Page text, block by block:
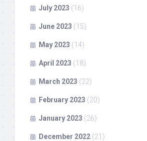
July 2023 (16)
June 2023 (15)
May 2023 (14)
April 2023 (18)
March 2023 (22)
February 2023 (20)
January 2023 (26)
December 2022 (21)